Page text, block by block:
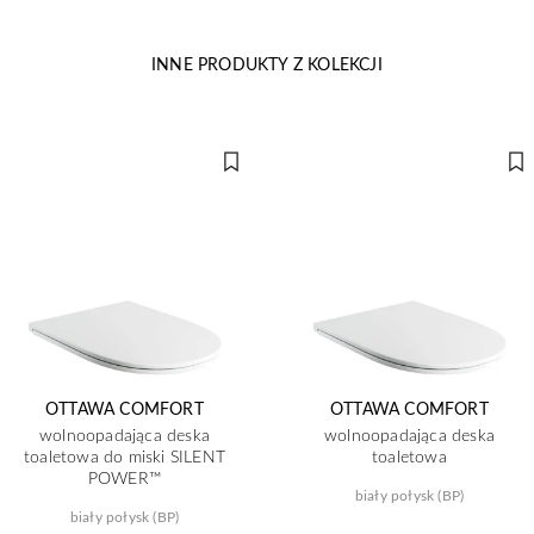
INNE PRODUKTY Z KOLEKCJI
OTTAWA COMFORT
wolnoopadająca deska
toaletowa do miski SILENT
POWER™
biały połysk (BP)
OTTAWA COMFORT
wolnoopadająca deska
toaletowa
biały połysk (BP)